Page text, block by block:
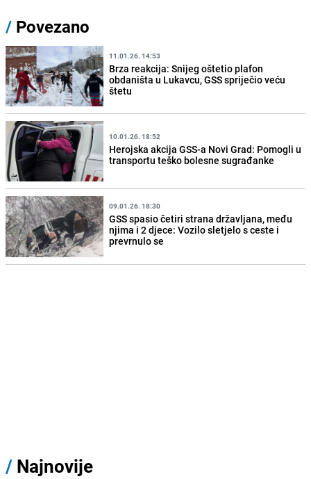
/ Povezano
11.01.26. 14:53
Brza reakcija: Snijeg oštetio plafon
obdaništa u Lukavcu, GSS spriječio veću
štetu
10.01.26. 18:52
Herojska akcija GSS-a Novi Grad: Pomogli u
transportu teško bolesne sugrađanke
09.01.26. 18:30
GSS spasio četiri strana državljana, među
njima i 2 djece: Vozilo sletjelo s ceste i
prevrnulo se
/ Najnovije